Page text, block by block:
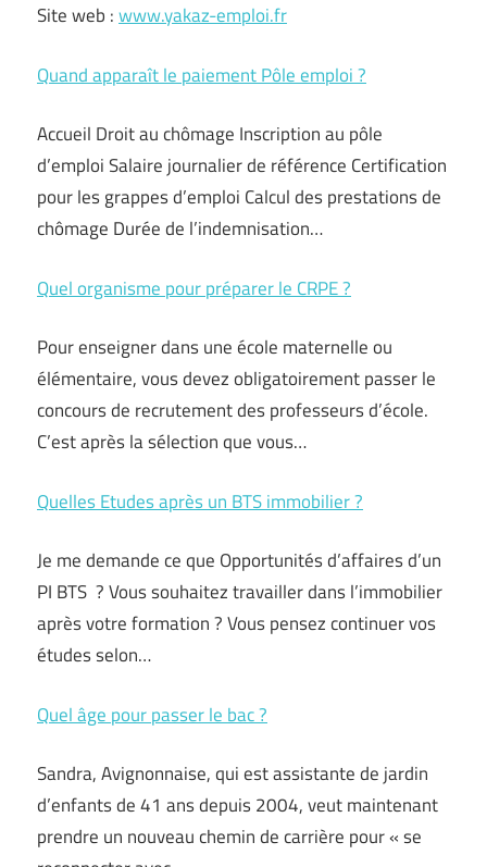
Site web :www.yakaz-emploi.fr
Quand apparaît le paiement Pôle emploi ?
Accueil Droit au chômage Inscription au pôle
d’emploi Salaire journalier de référence Certification
pour les grappes d’emploi Calcul des prestations de
chômage Durée de l’indemnisation…
Quel organisme pour préparer le CRPE ?
Pour enseigner dans une école maternelle ou
élémentaire, vous devez obligatoirement passer le
concours de recrutement des professeurs d’école.
C’est après la sélection que vous…
Quelles Etudes après un BTS immobilier ?
Je me demande ce que Opportunités d’affaires d’un
PI BTS ? Vous souhaitez travailler dans l’immobilier
après votre formation ? Vous pensez continuer vos
études selon…
Quel âge pour passer le bac ?
Sandra, Avignonnaise, qui est assistante de jardin
d’enfants de 41 ans depuis 2004, veut maintenant
prendre un nouveau chemin de carrière pour « se